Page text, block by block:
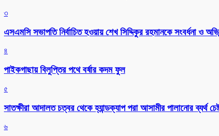
৩
এসএমসি সভাপতি নির্বাচিত হওয়ায় শেখ সিদ্দিকুর রহমানকে সংবর্ধনা ও
৪
পাইকগাছায় বিলুপ্তির পথে বর্ষার কদম ফুল
৫
সাতক্ষীরা আদালত চত্বর থেকে হ্যান্ডক্যাপ পরা আসামীর পালানোর ব্যর্থ
৬